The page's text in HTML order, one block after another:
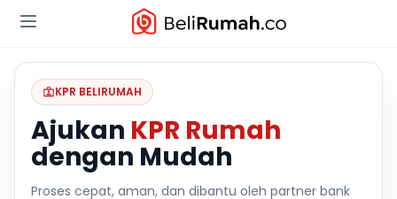
KPR BELIRUMAH
Ajukan KPR Rumah
dengan Mudah
Proses cepat, aman, dan dibantu oleh partner bank